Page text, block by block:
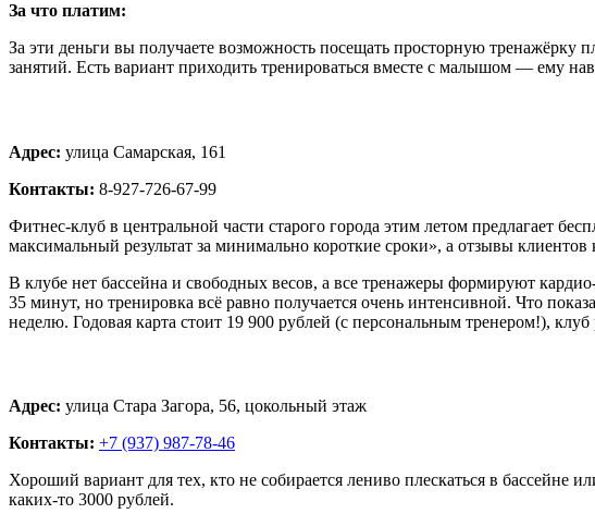
За что платим:
За эти деньги вы получаете возможность посещать просторную
занятий. Есть вариант приходить тренироваться вместе с малышом — ему
Адрес: улица Самарская, 161
Контакты: 8-927-726-67-99
Фитнес-клуб в центральной части старого города этим летом предлагает
максимальный результат за минимально короткие сроки», а отзывы
В клубе нет бассейна и свободных весов, а все тренажеры формируют
35 минут, но тренировка всё равно получается очень интенсивной. Что
неделю. Годовая карта стоит 19 900 рублей (с персональным тренером!), клуб
Адрес: улица Стара Загора, 56, цокольный этаж
Контакты: +7 (937) 987-78-46
Хороший вариант для тех, кто не собирается лениво плескаться в бассейне
каких-то 3000 рублей.